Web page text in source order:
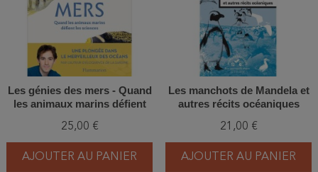
Les génies des mers - Quand
les animaux marins défient
25,00 €
AJOUTER AU PANIER
Les manchots de Mandela et
autres récits océaniques
21,00 €
AJOUTER AU PANIER